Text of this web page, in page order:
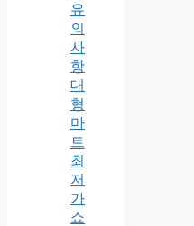
유
의
사
항
대
형
마
트
최
저
가
쇼